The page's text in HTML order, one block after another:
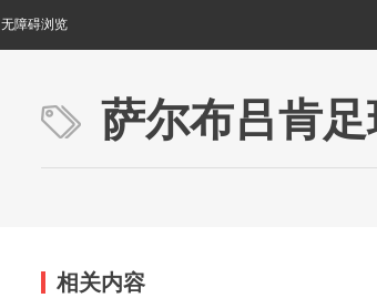
无障碍浏览
萨尔布吕肯
相关内容